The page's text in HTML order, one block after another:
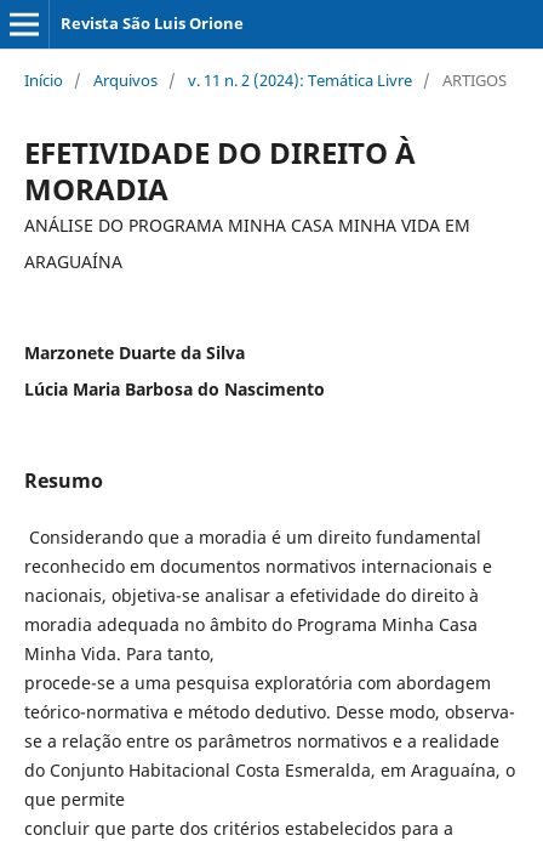
Revista São Luis Orione
Início / Arquivos / v. 11 n. 2 (2024): Temática Livre / ARTIGOS
EFETIVIDADE DO DIREITO À
MORADIA
ANÁLISE DO PROGRAMA MINHA CASA MINHA VIDA EM
ARAGUAÍNA
Marzonete Duarte da Silva
Lúcia Maria Barbosa do Nascimento
Resumo
Considerando que a moradia é um direito fundamental
reconhecido em documentos normativos internacionais e
nacionais, objetiva-se analisar a efetividade do direito à
moradia adequada no âmbito do Programa Minha Casa
Minha Vida. Para tanto,
procede-se a uma pesquisa exploratória com abordagem
teórico-normativa e método dedutivo. Desse modo, observa-
se a relação entre os parâmetros normativos e a realidade
do Conjunto Habitacional Costa Esmeralda, em Araguaína, o
que permite
concluir que parte dos critérios estabelecidos para a